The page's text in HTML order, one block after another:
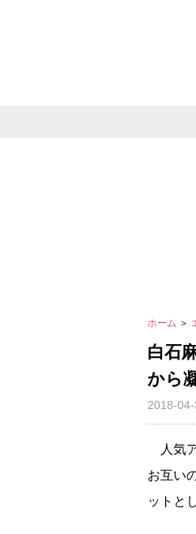
ホーム ＞
白石
から
2018-
人気
お互い
ットと